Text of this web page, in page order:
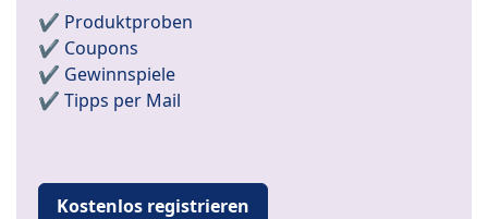
✔️ Produktproben
✔️ Coupons
✔️ Gewinnspiele
✔️ Tipps per Mail
Kostenlos registrieren